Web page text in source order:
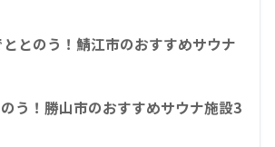
とのう！鯖江市のおすすめサウナ
う！勝山市のおすすめサウナ施設3